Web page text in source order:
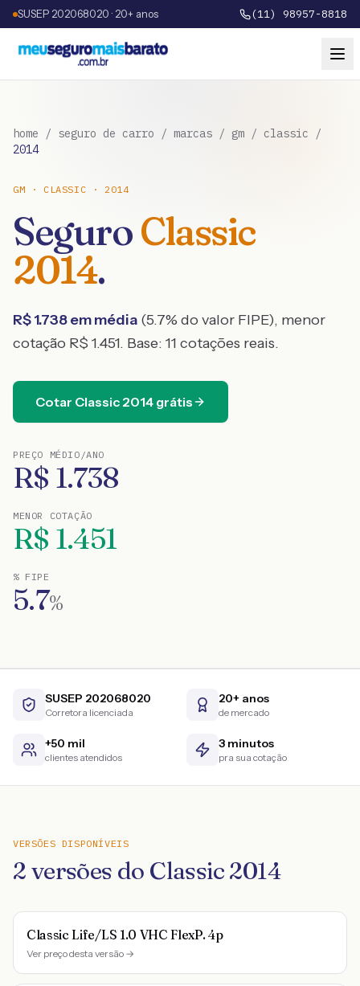
SUSEP 202068020 · 20+ anos (11) 98957-8818
home / seguro de carro / marcas / gm / classic /
2014
GM · CLASSIC · 2014
SeguroClassic
2014.
R$1.738em média (5.7% do valor FIPE), menor
cotação R$ 1.451. Base: 11 cotações reais.
Cotar Classic 2014 grátis
PREÇO MÉDIO/ANO
R$ 1.738
MENOR COTAÇÃO
R$ 1.451
% FIPE
5.7%
SUSEP 202068020
Corretora licenciada
20+ anos
de mercado
+50 mil
clientes atendidos
3 minutos
pra sua cotação
VERSÕES DISPONÍVEIS
2versões do Classic2014
Classic Life/LS 1.0 VHC FlexP. 4p
Ver preço desta versão →